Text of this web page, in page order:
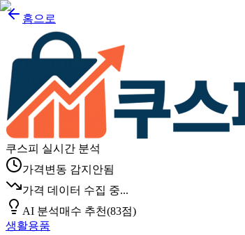
홈으로
쿠스피 실시간 분석
가격변동 감지안됨
가격 데이터 수집 중...
AI 분석매수 추천(83점)
생활용품